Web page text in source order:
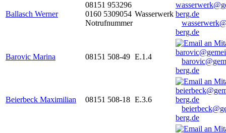
Ballasch Werner
08151 953296
0160 5309054
Notrufnummer
Wasserwerk
berg.de
Barovic Marina 08151 508-49 E.1.4
berg.de
Beierbeck Maximilian 08151 508-18 E.3.6
berg.de